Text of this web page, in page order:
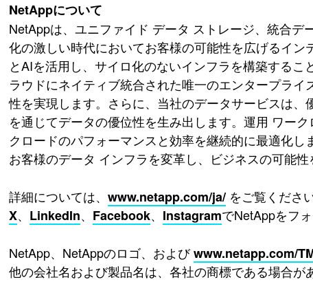
NetAppについて
NetAppは、ユニファイド データ ストレージ、統合
化の激しい時代においてお客様の可能性を広げるイ
とAIを活用し、サイロ化のないインフラを構築する
ラウドにネイティブ統合された唯一のエンタープラ
性を実現します。さらに、当社のデータサービスは
を通じてデータの優位性を生み出します。運用 ワー
クロードのパフォーマンスと効率を継続的に最適化
お客様のデータ インフラを変革し、ビジネスの可能性
詳細については、 www.netapp.com/ja/をご覧くださ
X、 LinkedIn、 Facebook、 InstagramでNetAppをフ
NetApp、NetAppのロゴ、およびwww.netapp.com/
他の会社名および製品名は、各社の商標である場合が